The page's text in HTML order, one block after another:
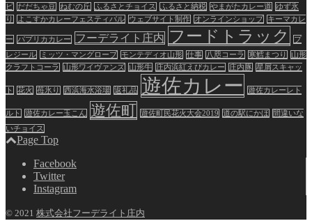
ビ
だだちゃ豆 ねむの丘 ふるさとチョイス ふるさと納税 やまがたカレー道
ゆず氷
り
よこすかカレーフェスティバル ウェブサイト制作 オンラインショップ キーマカレ
ー パプリカカレー フーデライト庄内 フードトラック
プ
レジール
ミッツ・マングローブ モンテディオ山形 仕事 八咫コーラ 寒鱈まつり
山形
クラフトコーラ
山形ワイヴァンズ 山形牛 庄内浜紅えびカレー 庄内豚 星屑スキャッ
ト 花火 苺氷り 西浜海水浴場 返礼品 遊佐カレー 遊佐カレーレト
ルト 遊佐カレー玉こん 遊佐町 遊佐町民花火大会2019 道の駅にかほ
間違いな
いチョイス
Page Top
Facebook
Twitter
Instagram
© 2021 株式会社フーデライト庄内